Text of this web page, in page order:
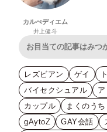
カルぺディエム
井上健斗
レズビアン ゲイ
バイセクシュアル
カップル
まくのう
gAytoZ
GAY会話